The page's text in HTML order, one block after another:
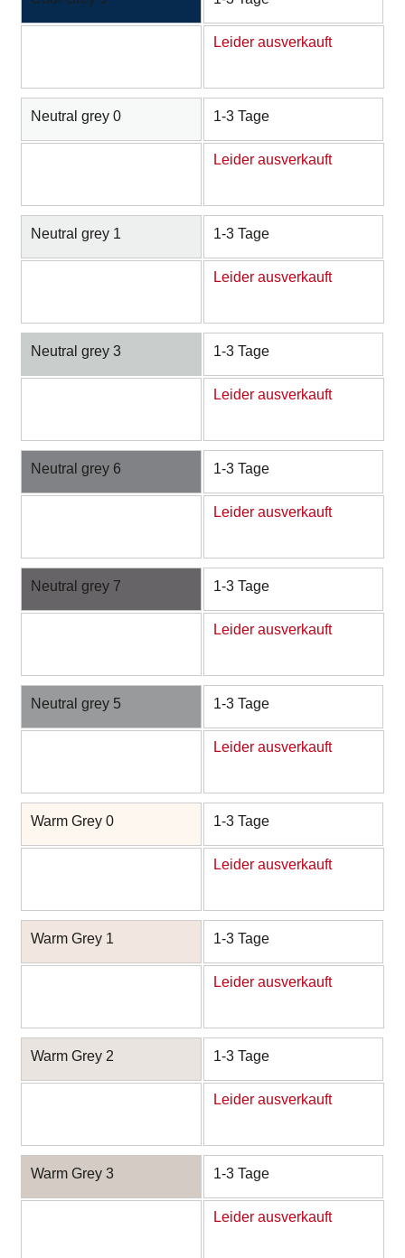
Leider ausverkauft
Neutral grey 0 1-3 Tage
Leider ausverkauft
Neutral grey 1 1-3 Tage
Leider ausverkauft
Neutral grey 3 1-3 Tage
Leider ausverkauft
Neutral grey 6 1-3 Tage
Leider ausverkauft
Neutral grey 7 1-3 Tage
Leider ausverkauft
Neutral grey 5 1-3 Tage
Leider ausverkauft
Warm Grey 0 1-3 Tage
Leider ausverkauft
Warm Grey 1 1-3 Tage
Leider ausverkauft
Warm Grey 2 1-3 Tage
Leider ausverkauft
Warm Grey 3 1-3 Tage
Leider ausverkauft